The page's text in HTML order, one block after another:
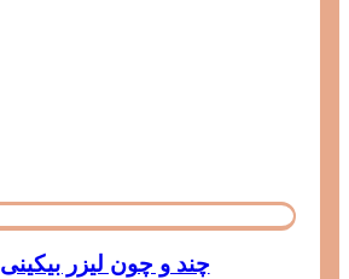
چند و چون لیزر بیکینی